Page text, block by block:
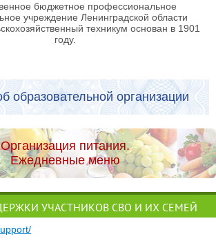
бюджетное профессиональное
учреждение Ленинградской области
техникум основан в 1901
году.
образовательной организации
Организация питания.
Ежедневные меню
УЧАСТНИКОВ СВО И ИХ СЕМЕЙ